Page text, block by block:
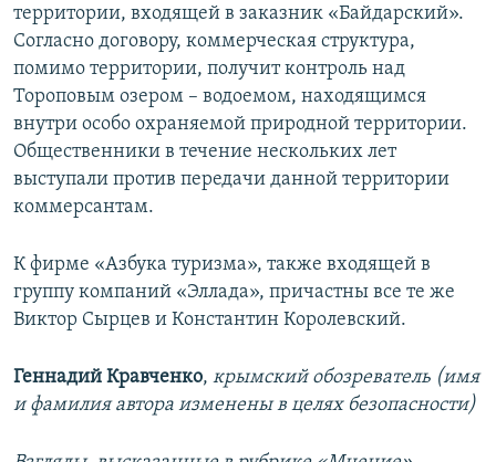
территории, входящей в заказник «Байдарский».
Согласно договору, коммерческая структура,
помимо территории, получит контроль над
Тороповым озером – водоемом, находящимся
внутри особо охраняемой природной территории.
Общественники в течение нескольких лет
выступали против передачи данной территории
коммерсантам.
К фирме «Азбука туризма», также входящей в
группу компаний «Эллада», причастны все те же
Виктор Сырцев и Константин Королевский.
Геннадий Кравченко, крымский обозреватель (имя
и фамилия автора изменены в целях безопасности)